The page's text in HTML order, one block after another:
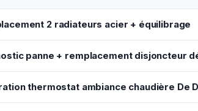
2 radiateurs acier + équilibrage
panne + remplacement disjoncteur
thermostat ambiance chaudière De